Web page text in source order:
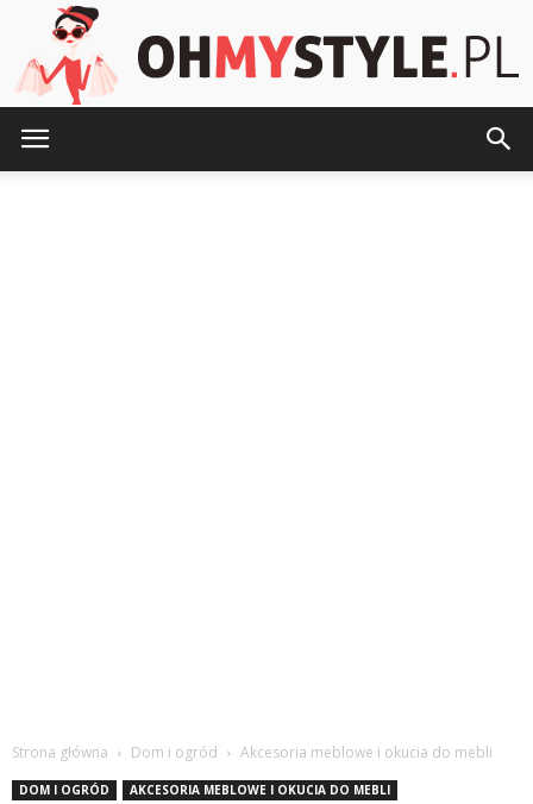
Strona główna Dom i ogród Akcesoria meblowe i okucia do mebli
DOM I OGRÓD AKCESORIA MEBLOWE I OKUCIA DO MEBLI